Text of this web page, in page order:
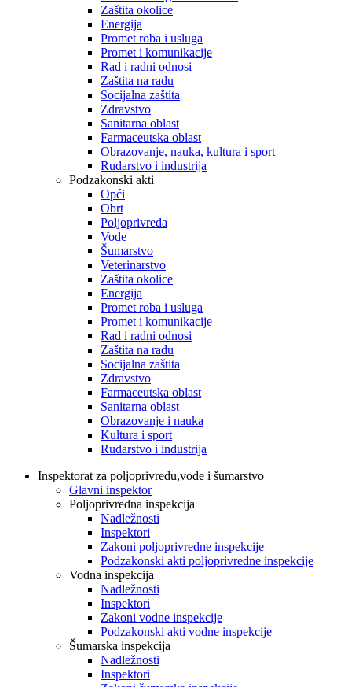
Zaštita okolice
Energija
Promet roba i usluga
Promet i komunikacije
Rad i radni odnosi
Zaštita na radu
Socijalna zaštita
Zdravstvo
Sanitarna oblast
Farmaceutska oblast
Obrazovanje, nauka, kultura i sport
Rudarstvo i industrija
Podzakonski akti
Opći
Obrt
Poljoprivreda
Vode
Šumarstvo
Veterinarstvo
Zaštita okolice
Energija
Promet roba i usluga
Promet i komunikacije
Rad i radni odnosi
Zaštita na radu
Socijalna zaštita
Zdravstvo
Farmaceutska oblast
Sanitarna oblast
Obrazovanje i nauka
Kultura i sport
Rudarstvo i industrija
Inspektorat za poljoprivredu,vode i šumarstvo
Glavni inspektor
Poljoprivredna inspekcija
Nadležnosti
Inspektori
Zakoni poljoprivredne inspekcije
Podzakonski akti poljoprivredne inspekcije
Vodna inspekcija
Nadležnosti
Inspektori
Zakoni vodne inspekcije
Podzakonski akti vodne inspekcije
Šumarska inspekcija
Nadležnosti
Inspektori